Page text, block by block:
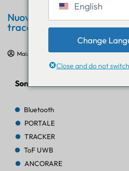
Nuovo prodotto: etichetta
tracciamento Bluetooth
Maizi 20 luglio 2023 Formazione
Sommario
Bluetooth
PORTALE
TRACKER
ToF UWB
ANCORARE
English
Change
Close and do not